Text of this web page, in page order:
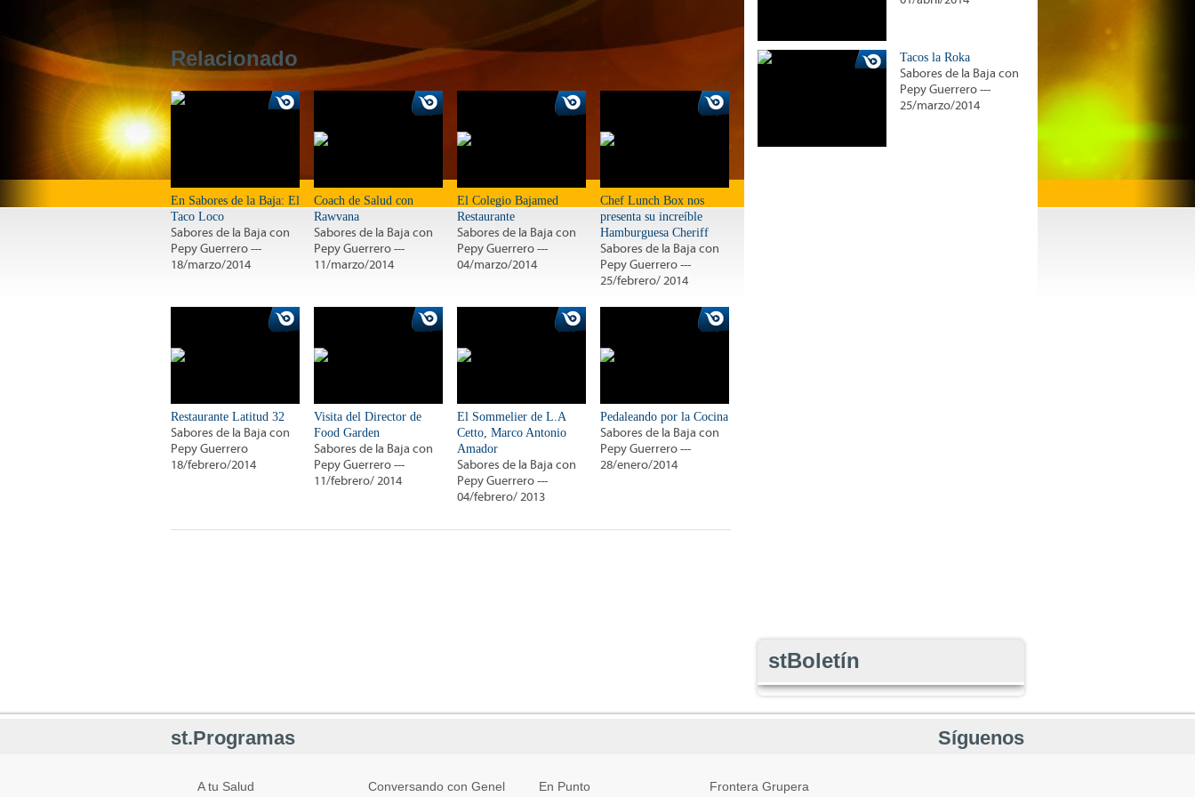
Relacionado
En Sabores de la Baja: El
Taco Loco
Sabores de la Baja con
Pepy Guerrero ---
18/marzo/2014
Coach de Salud con
Rawvana
Sabores de la Baja con
Pepy Guerrero ---
11/marzo/2014
El Colegio Bajamed
Restaurante
Sabores de la Baja con
Pepy Guerrero ---
04/marzo/2014
Chef Lunch Box nos
presenta su increíble
Hamburguesa Cheriff
Sabores de la Baja con
Pepy Guerrero ---
25/febrero/ 2014
Restaurante Latitud 32
Sabores de la Baja con
Pepy Guerrero
18/febrero/2014
Visita del Director de
Food Garden
Sabores de la Baja con
Pepy Guerrero ---
11/febrero/ 2014
El Sommelier de L.A
Cetto, Marco Antonio
Amador
Sabores de la Baja con
Pepy Guerrero ---
04/febrero/ 2013
Pedaleando por la Cocina
Sabores de la Baja con
Pepy Guerrero ---
28/enero/2014
Tacos la Roka
Sabores de la Baja con
Pepy Guerrero ---
25/marzo/2014
stBoletín
st.Programas
A tu Salud Conversando con Genel En Punto Frontera Grupera
Síguenos